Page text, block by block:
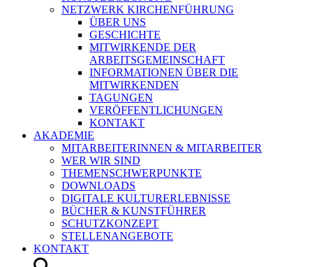
NETZWERK KIRCHENFÜHRUNG
ÜBER UNS
GESCHICHTE
MITWIRKENDE DER
ARBEITSGEMEINSCHAFT
INFORMATIONEN ÜBER DIE
MITWIRKENDEN
TAGUNGEN
VERÖFFENTLICHUNGEN
KONTAKT
AKADEMIE
MITARBEITERINNEN & MITARBEITER
WER WIR SIND
THEMENSCHWERPUNKTE
DOWNLOADS
DIGITALE KULTURERLEBNISSE
BÜCHER & KUNSTFÜHRER
SCHUTZKONZEPT
STELLENANGEBOTE
KONTAKT